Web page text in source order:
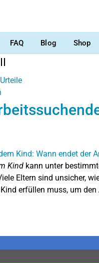
FAQ Blog Shop
Urteile
Kind kann unter
Eltern sind unsicher,
erfüllen muss, um